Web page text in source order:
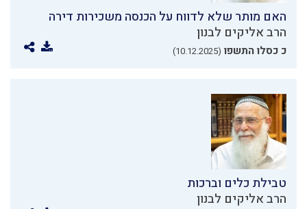
האם מותר שלא לדווח על הכנסה משכירות דירה
הרב אליקים לבנון
כ כסלו התשפו (10.12.2025)
טבילת כלים וברכות
הרב אליקים לבנון